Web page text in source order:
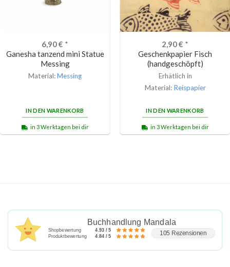
6,90€ *
Ganesha tanzend mini Statue
Messing
Material:Messing
IN DEN WARENKORB
in 3 Werktagen bei dir
2,90€ *
Geschenkpapier Fisch
(handgeschöpft)
Erhätlich in
Material: Reispapier
IN DEN WARENKORB
in 3 Werktagen bei dir
Buchhandlung Mandala
Shopbewertung 4.93 / 5
Produktbewertung 4.84 / 5 105 Rezensionen